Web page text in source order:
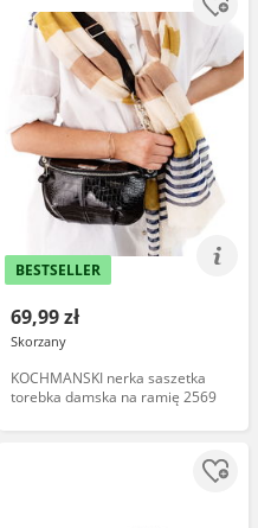
BESTSELLER
69,99 zł
Skorzany
KOCHMANSKI nerka saszetka
torebka damska na ramię 2569